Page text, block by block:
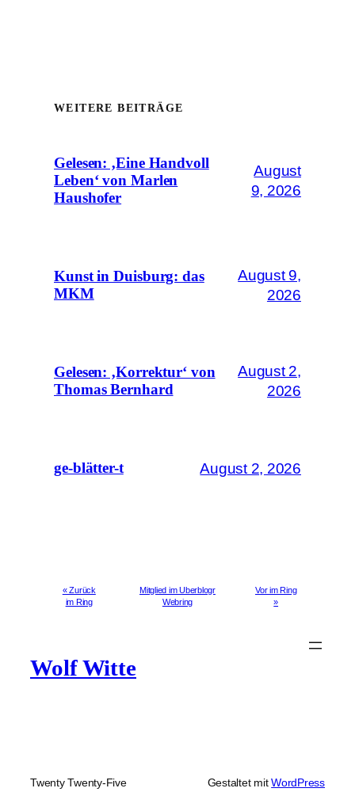
WEITERE BEITRÄGE
Gelesen: ‚Eine Handvoll
Leben‘ von Marlen
Haushofer
August
9, 2026
Kunst in Duisburg: das
MKM
August 9,
2026
Gelesen: ‚Korrektur‘ von
Thomas Bernhard
August 2,
2026
ge-blätter-t August 2, 2026
« Zurück
im Ring
Mitglied im Uberblogr
Webring
Vor im Ring
»
Wolf Witte
Twenty Twenty-Five Gestaltet mitWordPress